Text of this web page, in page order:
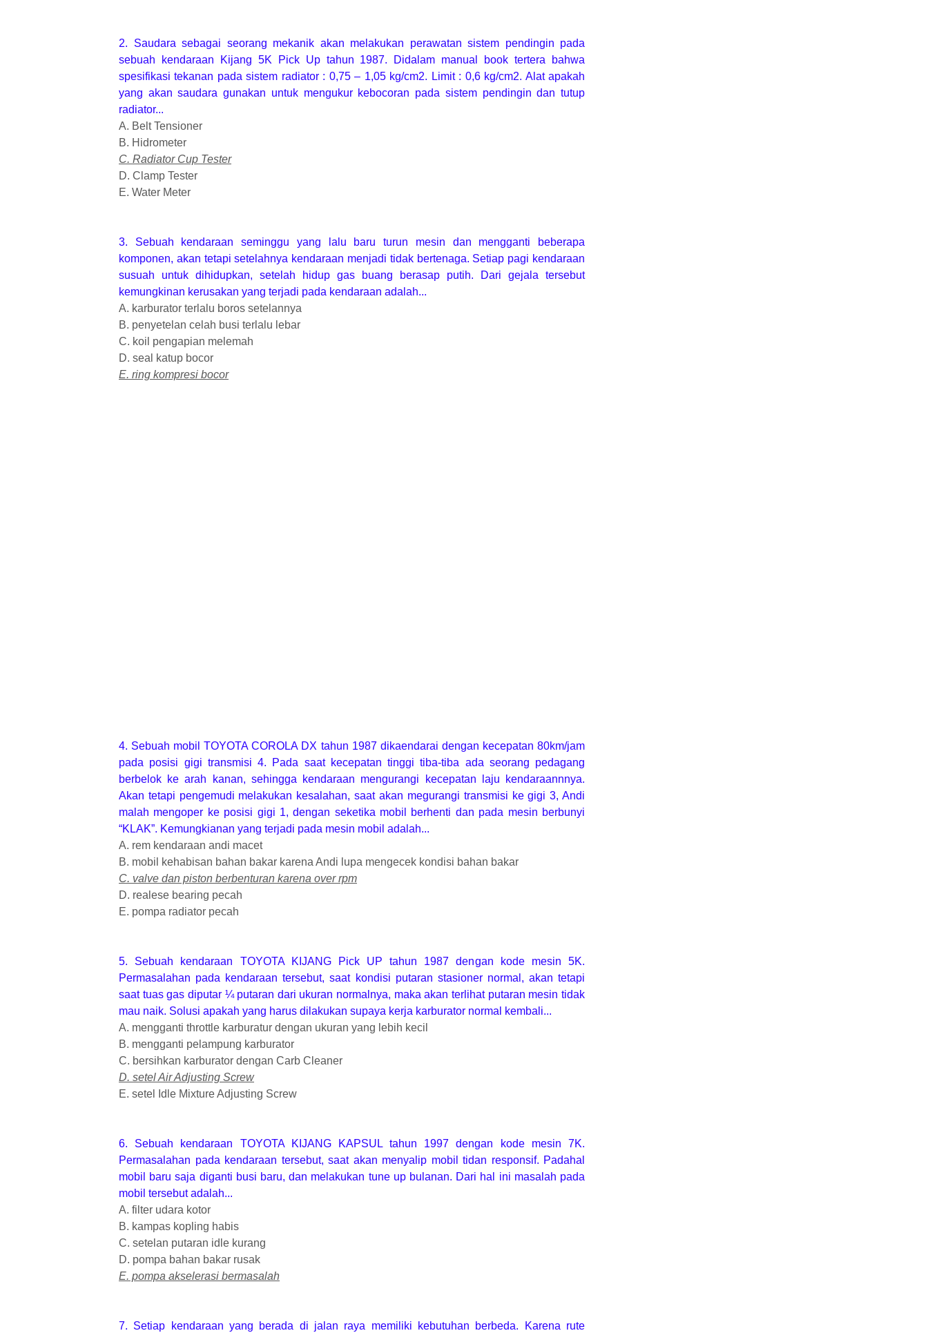
2. Saudara sebagai seorang mekanik akan melakukan perawatan sistem pendingin pada
sebuah kendaraan Kijang 5K Pick Up tahun 1987. Didalam manual book tertera bahwa
spesifikasi tekanan pada sistem radiator : 0,75 – 1,05 kg/cm2. Limit : 0,6 kg/cm2. Alat apakah
yang akan saudara gunakan untuk mengukur kebocoran pada sistem pendingin dan tutup
radiator...
A. Belt Tensioner
B. Hidrometer
C. Radiator Cup Tester
D. Clamp Tester
E. Water Meter
3. Sebuah kendaraan seminggu yang lalu baru turun mesin dan mengganti beberapa
komponen, akan tetapi setelahnya kendaraan menjadi tidak bertenaga. Setiap pagi kendaraan
susuah untuk dihidupkan, setelah hidup gas buang berasap putih. Dari gejala tersebut
kemungkinan kerusakan yang terjadi pada kendaraan adalah...
A. karburator terlalu boros setelannya
B. penyetelan celah busi terlalu lebar
C. koil pengapian melemah
D. seal katup bocor
E. ring kompresi bocor
4. Sebuah mobil TOYOTA COROLA DX tahun 1987 dikaendarai dengan kecepatan 80km/jam
pada posisi gigi transmisi 4. Pada saat kecepatan tinggi tiba-tiba ada seorang pedagang
berbelok ke arah kanan, sehingga kendaraan mengurangi kecepatan laju kendaraannnya.
Akan tetapi pengemudi melakukan kesalahan, saat akan megurangi transmisi ke gigi 3, Andi
malah mengoper ke posisi gigi 1, dengan seketika mobil berhenti dan pada mesin berbunyi
“KLAK”. Kemungkianan yang terjadi pada mesin mobil adalah...
A. rem kendaraan andi macet
B. mobil kehabisan bahan bakar karena Andi lupa mengecek kondisi bahan bakar
C. valve dan piston berbenturan karena over rpm
D. realese bearing pecah
E. pompa radiator pecah
5. Sebuah kendaraan TOYOTA KIJANG Pick UP tahun 1987 dengan kode mesin 5K.
Permasalahan pada kendaraan tersebut, saat kondisi putaran stasioner normal, akan tetapi
saat tuas gas diputar ¼ putaran dari ukuran normalnya, maka akan terlihat putaran mesin tidak
mau naik. Solusi apakah yang harus dilakukan supaya kerja karburator normal kembali...
A. mengganti throttle karburatur dengan ukuran yang lebih kecil
B. mengganti pelampung karburator
C. bersihkan karburator dengan Carb Cleaner
D. setel Air Adjusting Screw
E. setel Idle Mixture Adjusting Screw
6. Sebuah kendaraan TOYOTA KIJANG KAPSUL tahun 1997 dengan kode mesin 7K.
Permasalahan pada kendaraan tersebut, saat akan menyalip mobil tidan responsif. Padahal
mobil baru saja diganti busi baru, dan melakukan tune up bulanan. Dari hal ini masalah pada
mobil tersebut adalah...
A. filter udara kotor
B. kampas kopling habis
C. setelan putaran idle kurang
D. pompa bahan bakar rusak
E. pompa akselerasi bermasalah
7. Setiap kendaraan yang berada di jalan raya memiliki kebutuhan berbeda. Karena rute